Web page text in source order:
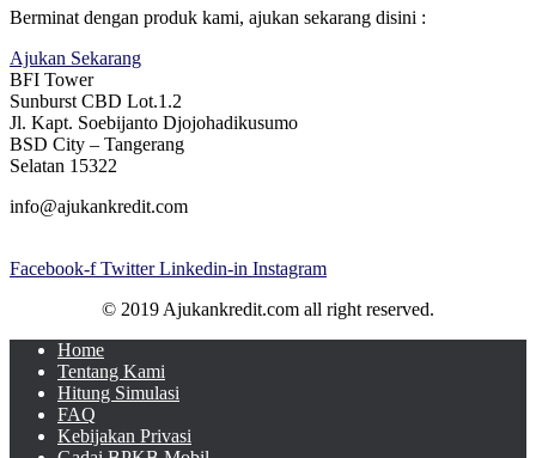
Berminat dengan produk kami, ajukan sekarang disini :
Ajukan Sekarang
BFI Tower
Sunburst CBD Lot.1.2
Jl. Kapt. Soebijanto Djojohadikusumo
BSD City – Tangerang
Selatan 15322
info@ajukankredit.com
Facebook-f Twitter Linkedin-in Instagram
© 2019 Ajukankredit.com all right reserved.
Home
Tentang Kami
Hitung Simulasi
FAQ
Kebijakan Privasi